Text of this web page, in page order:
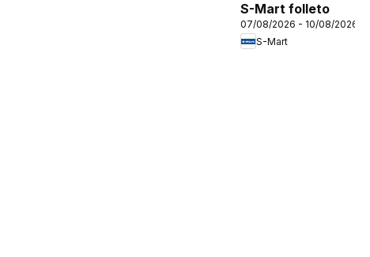
S-Mart folleto
07/08/2026 - 10/08/2026
S-Mart